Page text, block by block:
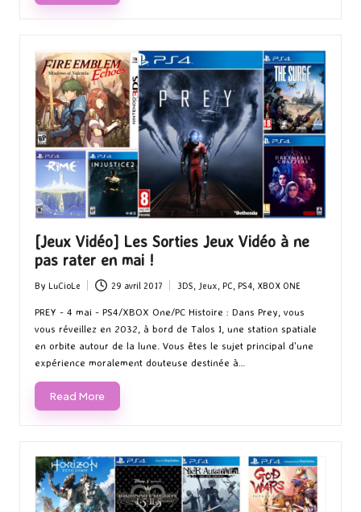
[Jeux Vidéo] Les Sorties Jeux Vidéo à ne
pas rater en mai !
Posted
by
By LuCioLe 29 avril 2017
Posted
in
3DS Jeux PC, PS4, XBOX ONE
PREY - 4 mai - PS4/XBOX One/PC Histoire : Dans Prey, vous
vous réveillez en 2032, à bord de Talos I, une station spatiale
en orbite autour de la lune. Vous êtes le sujet principal d'une
expérience moralement douteuse destinée à…
Read More